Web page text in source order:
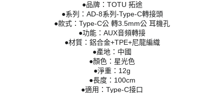
●品牌：TOTU 拓途
●系列：AD-8系列-Type-C轉接頭
●款式：Type-C公 轉3.5mm公 耳機孔
●功能：AUX音頻轉接
●材質：鋁合金+TPE+尼龍編織
●產地：中國
●顏色：星光色
●淨重：12g
●長度：100cm
●適用：Type-C接口